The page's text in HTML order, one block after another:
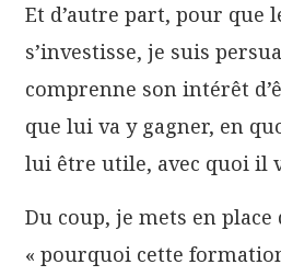
Et d’autre part, pour que
s’investisse, je suis
comprenne son intérêt
que lui va y gagner, en
lui être utile, avec quoi il
Du coup, je mets en place
« pourquoi cette